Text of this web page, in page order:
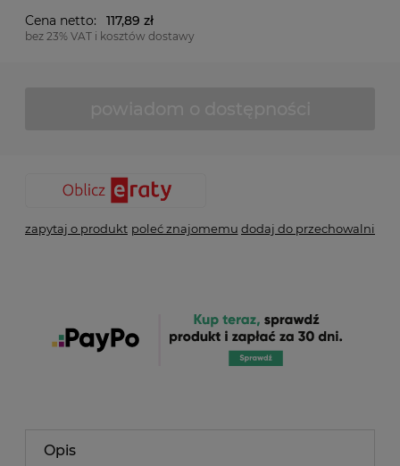
Cena netto: 117,89 zł
bez 23% VAT i kosztów dostawy
zapytaj o produkt poleć znajomemu dodaj do przechowalni
Opis